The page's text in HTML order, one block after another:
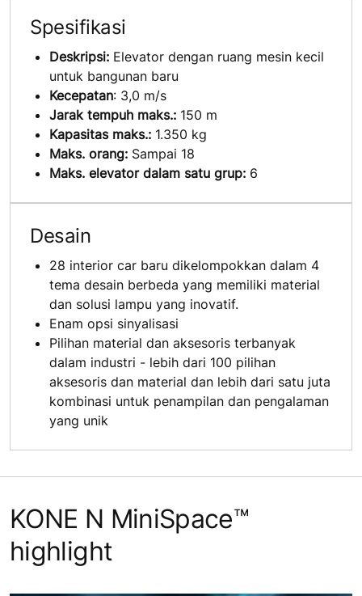
Spesifikasi
Deskripsi: Elevator dengan ruang mesin kecil
untuk bangunan baru
Kecepatan: 3,0 m/s
Jarak tempuh maks.: 150 m
Kapasitas maks.: 1.350 kg
Maks. orang: Sampai 18
Maks. elevator dalam satu grup: 6
Desain
28 interior car baru dikelompokkan dalam 4
tema desain berbeda yang memiliki material
dan solusi lampu yang inovatif.
Enam opsi sinyalisasi
Pilihan material dan aksesoris terbanyak
dalam industri - lebih dari 100 pilihan
aksesoris dan material dan lebih dari satu juta
kombinasi untuk penampilan dan pengalaman
yang unik
KONE N MiniSpace™
highlight